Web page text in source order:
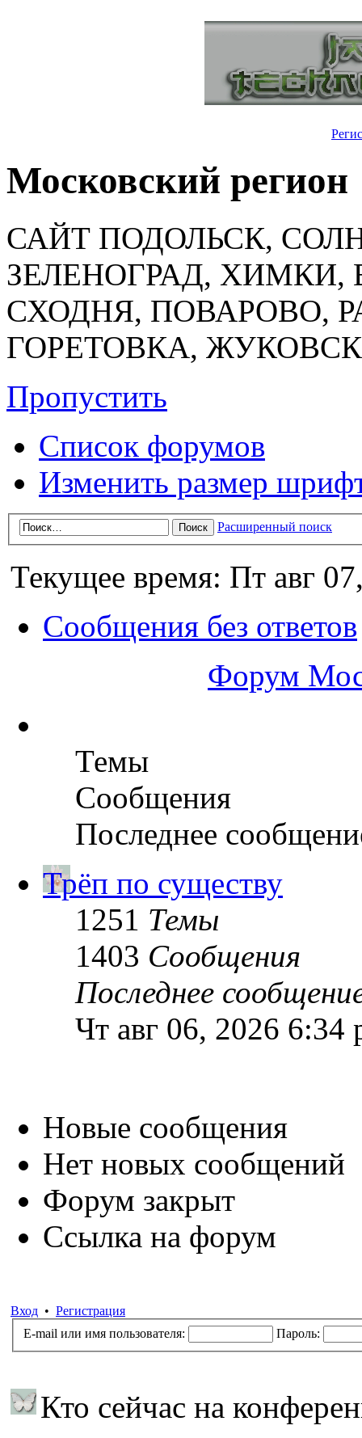
Московский регион
САЙТ ПОДОЛЬСК,
ЗЕЛЕНОГРАД,
СХОДНЯ, ПОВАРОВО,
ГОРЕТОВКА,
Пропустить
Список форумов
Изменить размер
Расширенный поиск
Текущее время: Пт авг
Сообщения без ответов
Форум
Темы
Сообщения
Последнее
Трёп по существу
1251 Темы
1403 Сообщения
Последнее
Чт авг 06, 2026 6:34
Новые сообщения
Нет новых сообщений
Форум закрыт
Ссылка на форум
Вход • Регистрация
E-mail или имя пользователя:
Пароль:
Кто сейчас на